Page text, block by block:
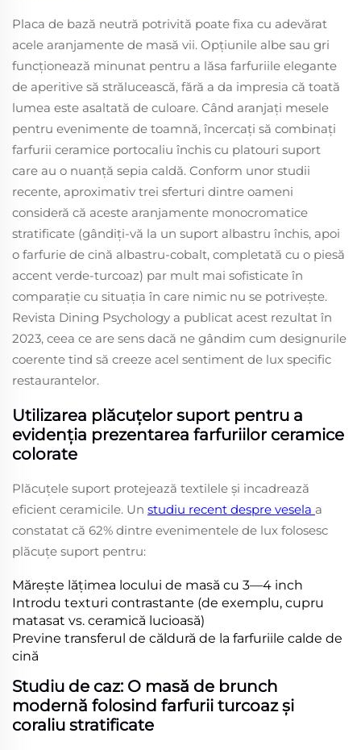
Placa de bază neutră potrivită poate fixa cu adevărat
acele aranjamente de masă vii. Opțiunile albe sau gri
funcționează minunat pentru a lăsa farfuriile elegante
de aperitive să strălucească, fără a da impresia că toată
lumea este asaltată de culoare. Când aranjați mesele
pentru evenimente de toamnă, încercați să combinați
farfurii ceramice portocaliu închis cu platouri suport
care au o nuanță sepia caldă. Conform unor studii
recente, aproximativ trei sferturi dintre oameni
consideră că aceste aranjamente monocromatice
stratificate (gândiți-vă la un suport albastru închis, apoi
o farfurie de cină albastru-cobalt, completată cu o piesă
accent verde-turcoaz) par mult mai sofisticate în
comparație cu situația în care nimic nu se potrivește.
Revista Dining Psychology a publicat acest rezultat în
2023, ceea ce are sens dacă ne gândim cum designurile
coerente tind să creeze acel sentiment de lux specific
restaurantelor.
Utilizarea plăcuțelor suport pentru a
evidenția prezentarea farfuriilor ceramice
colorate
Plăcuțele suport protejează textilele și incadrează
eficient ceramicile. Un studiu recent despre vesela a
constatat că 62% dintre evenimentele de lux folosesc
plăcuțe suport pentru:
Mărește lățimea locului de masă cu 3—4 inch
Introdu texturi contrastante (de exemplu, cupru
matasat vs. ceramică lucioasă)
Previne transferul de căldură de la farfuriile calde de
cină
Studiu de caz: O masă de brunch
modernă folosind farfurii turcoaz și
coraliu stratificate